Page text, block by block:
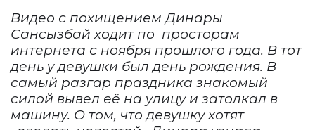
Видео с похищениемДинары
Сансызбай ходит по просторам
интернета с ноября прошлого года. В тот
день у девушки был день рождения. В
самый разгар праздника знакомый
силой вывел её на улицу и затолкал в
машину. О том, что девушку хотят